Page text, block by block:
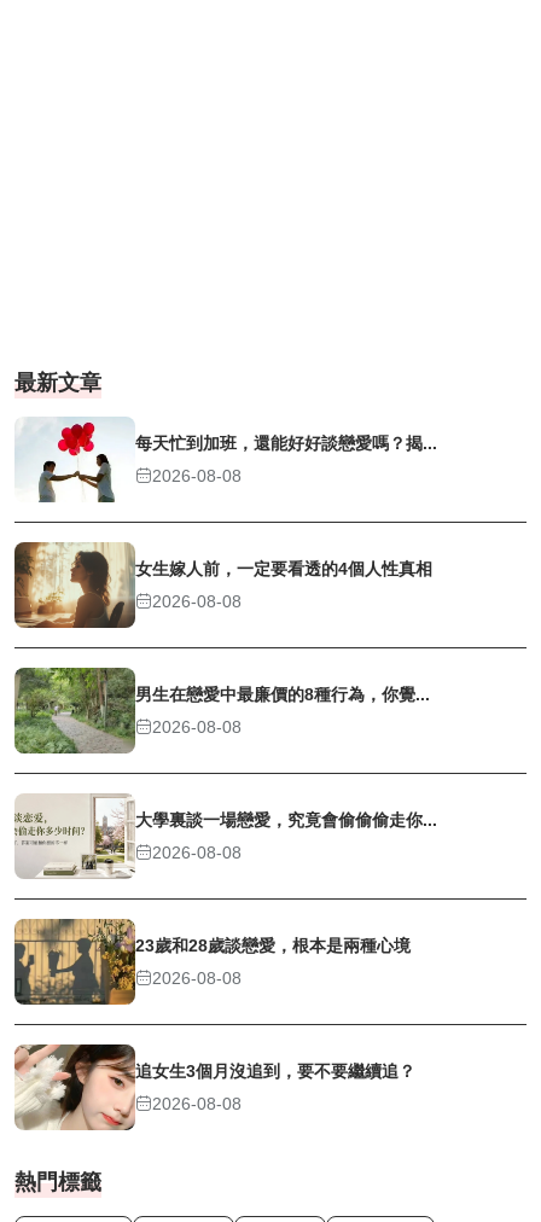
最新文章
每天忙到加班，還能好好談戀愛嗎？揭...
2026-08-08
女生嫁人前，一定要看透的4個人性真相
2026-08-08
男生在戀愛中最廉價的8種行為，你覺...
2026-08-08
大學裏談一場戀愛，究竟會偷偷偷走你...
2026-08-08
23歲和28歲談戀愛，根本是兩種心境
2026-08-08
追女生3個月沒追到，要不要繼續追？
2026-08-08
熱門標籤